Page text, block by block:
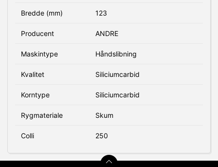
Bredde (mm) 123
Producent ANDRE
Maskintype Håndslibning
Kvalitet Siliciumcarbid
Korntype Siliciumcarbid
Rygmateriale Skum
Colli 250